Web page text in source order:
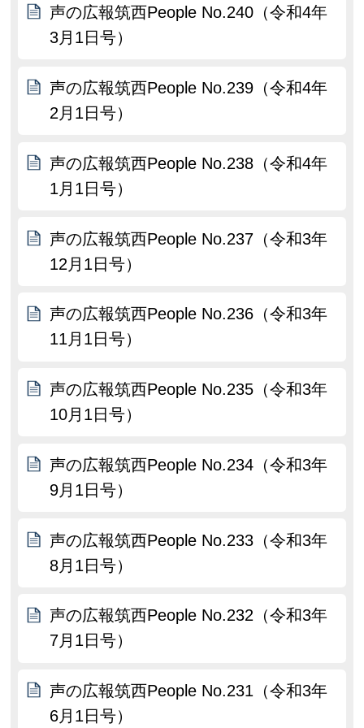
声の広報筑西People No.240（令和4年
3月1日号）
声の広報筑西People No.239（令和4年
2月1日号）
声の広報筑西People No.238（令和4年
1月1日号）
声の広報筑西People No.237（令和3年
12月1日号）
声の広報筑西People No.236（令和3年
11月1日号）
声の広報筑西People No.235（令和3年
10月1日号）
声の広報筑西People No.234（令和3年
9月1日号）
声の広報筑西People No.233（令和3年
8月1日号）
声の広報筑西People No.232（令和3年
7月1日号）
声の広報筑西People No.231（令和3年
6月1日号）